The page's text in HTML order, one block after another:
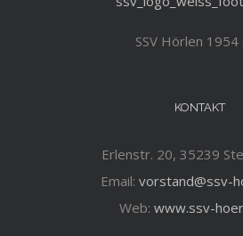
SSV Hörlen 1954
KONTAKT
Erlenstr. 20, 35239
Email: vorstand@ssv-
Web: www.ssv-